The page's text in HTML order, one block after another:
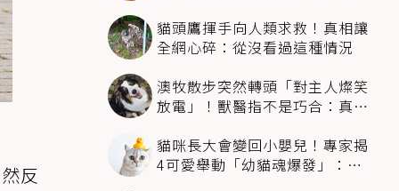
反
貓頭鷹揮手向人類求救！真相讓
全網心碎：從沒看過這種情況
澳牧散步突然轉頭「對主人燦笑
放電」！獸醫指不是巧合：真相
貓咪長大會變回小嬰兒！專家揭
4可愛舉動「幼貓魂爆發」：本